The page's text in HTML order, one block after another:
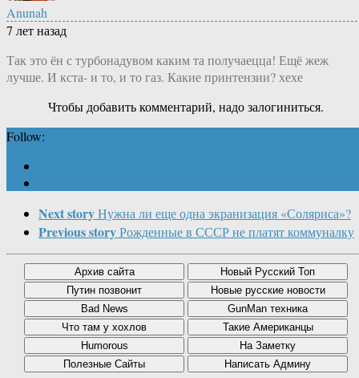
Anunah
7 лет назад
Так это ён с турбонадувом каким та получаецца! Ещё жеж
лучше. И кста- и то, и то газ. Какие принтензии? хехе
Чтобы добавить комментарий, надо залогиниться.
Follow:
Next storyНужна ли еще одна экранизация «Соляриса»?
Previous storyРожденные в СССР не платят коммуналку